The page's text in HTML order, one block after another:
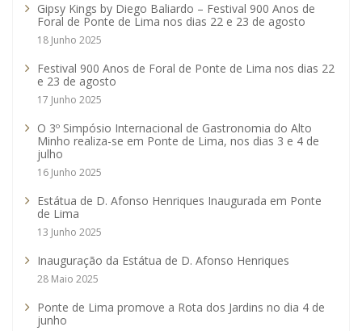
Gipsy Kings by Diego Baliardo – Festival 900 Anos de
Foral de Ponte de Lima nos dias 22 e 23 de agosto
18 Junho 2025
Festival 900 Anos de Foral de Ponte de Lima nos dias 22
e 23 de agosto
17 Junho 2025
O 3º Simpósio Internacional de Gastronomia do Alto
Minho realiza-se em Ponte de Lima, nos dias 3 e 4 de
julho
16 Junho 2025
Estátua de D. Afonso Henriques Inaugurada em Ponte
de Lima
13 Junho 2025
Inauguração da Estátua de D. Afonso Henriques
28 Maio 2025
Ponte de Lima promove a Rota dos Jardins no dia 4 de
junho